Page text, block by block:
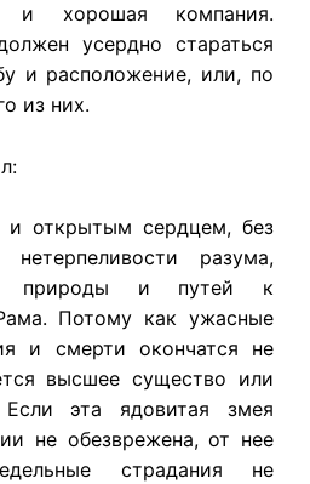
и хорошая компания.
усердно стараться
и расположение, или, по
из них.
открытым сердцем, без
разума,
природы и путей к
Потому как ужасные
и смерти окончатся не
высшее существо или
эта ядовитая змея
не обезврежена, от нее
страдания не